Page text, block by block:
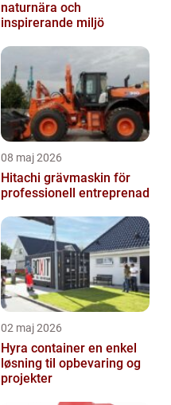
naturnära och
inspirerande miljö
08 maj 2026
Hitachi grävmaskin för
professionell entreprenad
02 maj 2026
Hyra container en enkel
løsning til opbevaring og
projekter